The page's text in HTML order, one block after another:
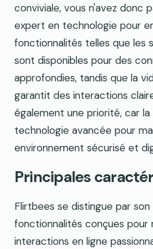
conviviale, vous n'avez donc
expert en technologie pour
fonctionnalités telles que les
sont disponibles pour des
approfondies, tandis que la
garantit des interactions
également une priorité, car
technologie avancée pour
environnement sécurisé et
Principales
Flirtbees se distingue par
fonctionnalités conçues pour
interactions en ligne